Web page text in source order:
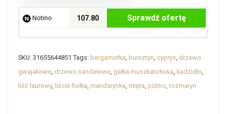
Notino 107.80 Sprawdź ofertę
SKU: 31655644851 Tags: bergamotka, bursztyn, cyprys, drzewo
gwajakowe, drzewo sandałowe, gałka muszkatołowa, kadzidło,
liść laurowy, liście fiołka, mandarynka, mięta, piżmo, rozmaryn